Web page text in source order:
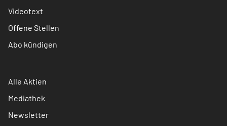
Videotext
Offene Stellen
Abo kündigen
Alle Aktien
Mediathek
Newsletter